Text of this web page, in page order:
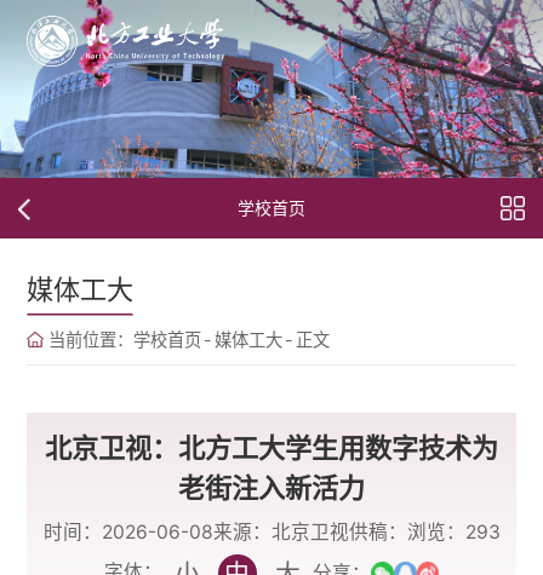
学校首页
媒体工大
当前位置： 学校首页-媒体工大- 正文
北京卫视：北方工大学生用数字技术为
老街注入新活力
时间：2026-06-08来源：北京卫视供稿： 浏览： 293